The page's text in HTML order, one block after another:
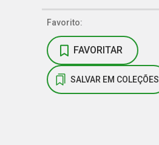
Favorito:
FAVORITAR
SALVAR EM COLEÇÕES